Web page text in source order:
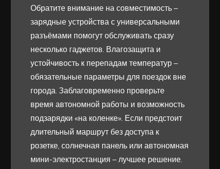
Обратите внимание на совместимость –
зарядные устройства с универсальными
разъёмами помогут обслуживать сразу
несколько гаджетов. Влагозащита и
устойчивость к перепадам температур –
обязательные параметры для поездок вне
города. Заблаговременно проверьте
время автономной работы и возможность
подзарядки «на коленке». Если предстоит
длительный маршрут без доступа к
розетке, солнечная панель или автономная
мини-электростанция – лучшее решение.